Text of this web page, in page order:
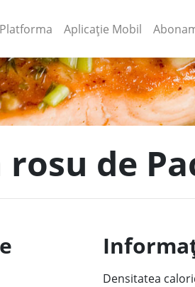
Platforma (current)
Aplicație Mobil (current)
de
Densitatea